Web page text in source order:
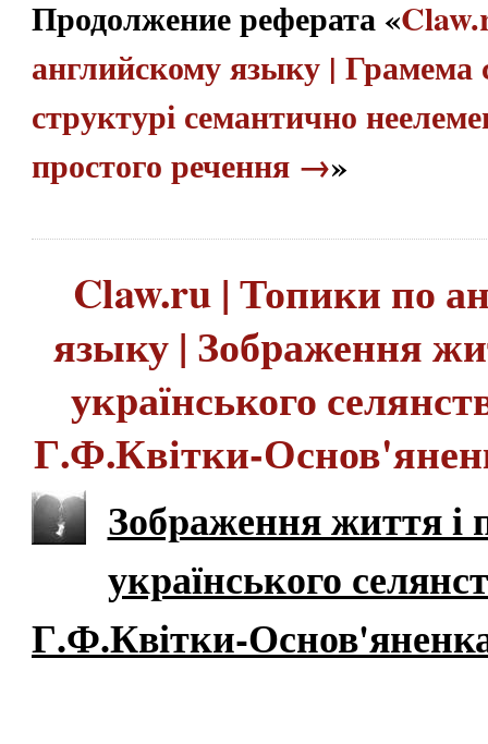
Продолжение реферата «
английскому языку | Грамема
структурі семантично
простого речення →»
Claw.ru | Топики по
языку | Зобpаження
укpаїнського
Г.Ф.Квітки-
Зобpаження життя і
укpаїнського
Г.Ф.Квітки-